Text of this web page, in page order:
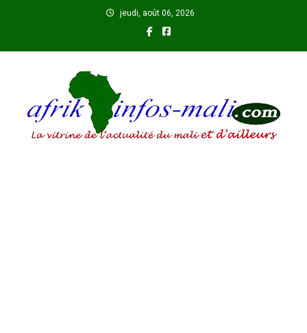
jeudi, août 06, 2026